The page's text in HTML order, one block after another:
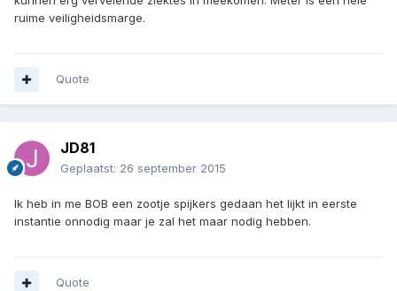
ruime veiligheidsmarge.
Quote
JD81
Geplaatst: 26 september 2015
Ik heb in me BOB een zootje spijkers gedaan het lijkt in eerste
instantie onnodig maar je zal het maar nodig hebben.
Quote